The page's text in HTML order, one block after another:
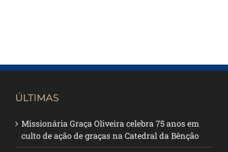
ÚLTIMAS
Missionária Graça Oliveira celebra 75 anos em
culto de ação de graças na Catedral da Bênção